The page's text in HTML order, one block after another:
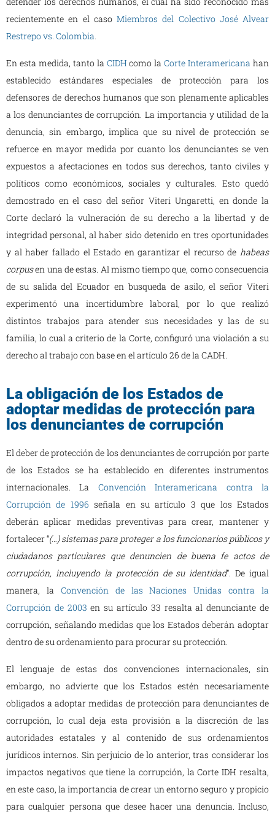
recientemente en el caso Miembros del Colectivo José Alvear
Restrepo vs. Colombia.
En esta medida, tanto la CIDH como la Corte Interamericana han
establecido estándares especiales de protección para los
defensores de derechos humanos que son plenamente aplicables
a los denunciantes de corrupción. La importancia y utilidad de la
denuncia, sin embargo, implica que su nivel de protección se
refuerce en mayor medida por cuanto los denunciantes se ven
expuestos a afectaciones en todos sus derechos, tanto civiles y
políticos como económicos, sociales y culturales. Esto quedó
demostrado en el caso del señor Viteri Ungaretti, en donde la
Corte declaró la vulneración de su derecho a la libertad y de
integridad personal, al haber sido detenido en tres oportunidades
y al haber fallado el Estado en garantizar el recurso de habeas
corpusen una de estas. Al mismo tiempo que, como consecuencia
de su salida del Ecuador en busqueda de asilo, el señor Viteri
experimentó una incertidumbre laboral, por lo que realizó
distintos trabajos para atender sus necesidades y las de su
familia, lo cual a criterio de la Corte, configuró una violación a su
derecho al trabajo con base en el artículo 26 de la CADH.
La obligación de los Estados de
adoptar medidas de protección para
los denunciantes de corrupción
El deber de protección de los denunciantes de corrupción por parte
de los Estados se ha establecido en diferentes instrumentos
internacionales. La
Convención Interamericana contra la
Corrupción de 1996 señala en su artículo 3 que los Estados
deberán aplicar medidas preventivas para crear, mantener y
fortalecer “(…) sistemas para proteger a los funcionarios públicos y
ciudadanos particulares que denuncien de buena fe actos de
corrupción, incluyendo la protección de su identidad”. De igual
manera, la Convención de las Naciones Unidas contra la
Corrupción de 2003 en su artículo 33 resalta al denunciante de
corrupción, señalando medidas que los Estados deberán adoptar
dentro de su ordenamiento para procurar su protección.
El lenguaje de estas dos convenciones internacionales, sin
embargo, no advierte que los Estados estén necesariamente
obligados a adoptar medidas de protección para denunciantes de
corrupción, lo cual deja esta provisión a la discreción de las
autoridades estatales y al contenido de sus ordenamientos
jurídicos internos. Sin perjuicio de lo anterior, tras considerar los
impactos negativos que tiene la corrupción, la Corte IDH resalta,
en este caso, la importancia de crear un entorno seguro y propicio
para cualquier persona que desee hacer una denuncia. Incluso,